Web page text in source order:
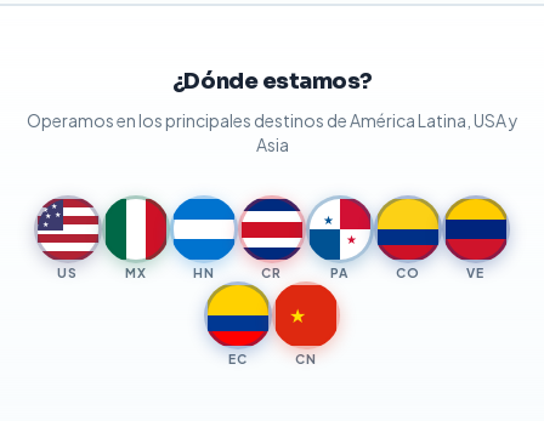
¿Dónde estamos?
Operamos en los principales destinos de América Latina, USA y
Asia
★ ★
★ ★
★
US MX HN CR
★
★
PA CO VE
EC
★
CN